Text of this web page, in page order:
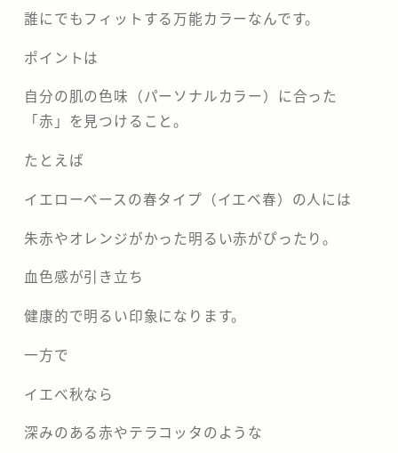
誰にでもフィットする万能カラーなんです。
ポイントは
自分の肌の色味（パーソナルカラー）に合った
「赤」を見つけること。
たとえば
イエローベースの春タイプ（イエベ春）の人には
朱赤やオレンジがかった明るい赤がぴったり。
血色感が引き立ち
健康的で明るい印象になります。
一方で
イエべ秋なら
深みのある赤やテラコッタのような